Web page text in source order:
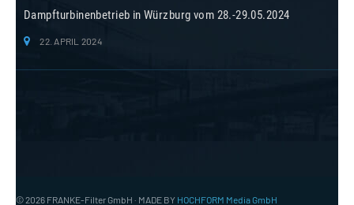
Dampfturbinenbetrieb in Würzburg vom 28.-29.05.2024
22. APRIL 2024
© 2026 FRANKE-Filter GmbH · MADE BY HOCHFORM Media GmbH